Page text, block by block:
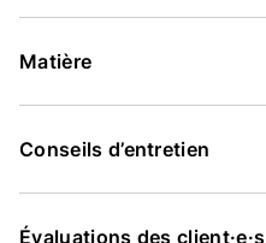
Matière
Conseils d’entretien
Évaluations des client·e·s